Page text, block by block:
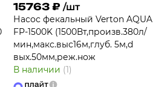
15763 ₽ /шт
Насос фекальный Verton AQUA
FP-1500K (1500Вт,произв.380л/
мин,макс.выс16м,глуб. 5м,d
вых.50мм,реж.нож
В наличии (1)